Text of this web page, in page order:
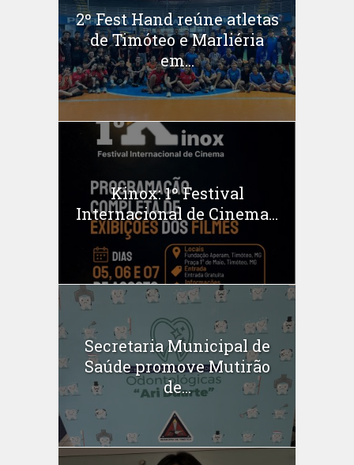
2º Fest Hand reúne atletas
de Timóteo e Marliéria
em...
Kinox: 1º Festival
Internacional de Cinema...
Secretaria Municipal de
Saúde promove Mutirão
de...